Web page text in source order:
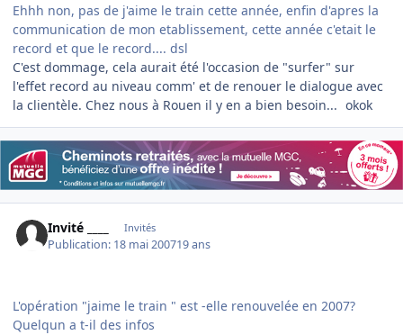
Ehhh non, pas de j'aime le train cette année, enfin d'apres la
communication de mon etablissement, cette année c'etait le
record et que le record.... dsl
C'est dommage, cela aurait été l'occasion de "surfer" sur
l'effet record au niveau comm' et de renouer le dialogue avec
la clientèle. Chez nous à Rouen il y en a bien besoin... okok
Invité ____ Invités
Publication: 18 mai 200719 ans
L'opération "jaime le train " est -elle renouvelée en 2007?
Quelqun a t-il des infos